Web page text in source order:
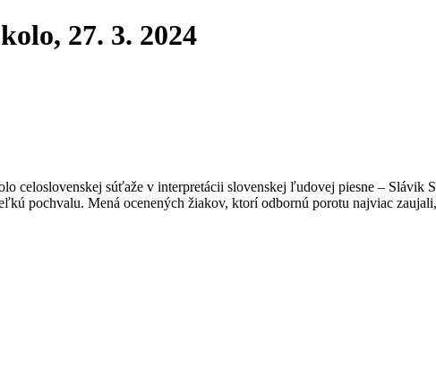
27. 3. 2024
celoslovenskej súťaže v interpretácii slovenskej ľudovej piesne – Slávik
pochvalu. Mená ocenených žiakov, ktorí odbornú porotu najviac